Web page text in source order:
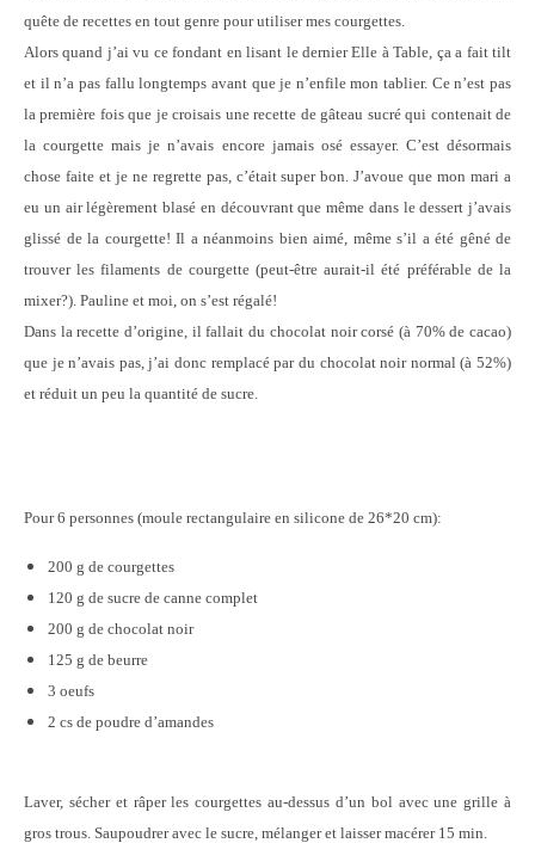
quête de recettes en tout genre pour utiliser mes courgettes.
Alors quand j’ai vu ce fondant en lisant le dernier Elle à Table, ça a fait tilt
et il n’a pas fallu longtemps avant que je n’enfile mon tablier. Ce n’est pas
la première fois que je croisais une recette de gâteau sucré qui contenait de
la courgette mais je n’avais encore jamais osé essayer. C’est désormais
chose faite et je ne regrette pas, c’était super bon. J’avoue que mon mari a
eu un air légèrement blasé en découvrant que même dans le dessert j’avais
glissé de la courgette! Il a néanmoins bien aimé, même s’il a été gêné de
trouver les filaments de courgette (peut-être aurait-il été préférable de la
mixer?). Pauline et moi, on s’est régalé!
Dans la recette d’origine, il fallait du chocolat noir corsé (à 70% de cacao)
que je n’avais pas, j’ai donc remplacé par du chocolat noir normal (à 52%)
et réduit un peu la quantité de sucre.
Pour 6 personnes (moule rectangulaire en silicone de 26*20 cm):
200 g de courgettes
120 g de sucre de canne complet
200 g de chocolat noir
125 g de beurre
3 oeufs
2 cs de poudre d’amandes
Laver, sécher et râper les courgettes au-dessus d’un bol avec une grille à
gros trous. Saupoudrer avec le sucre, mélanger et laisser macérer 15 min.